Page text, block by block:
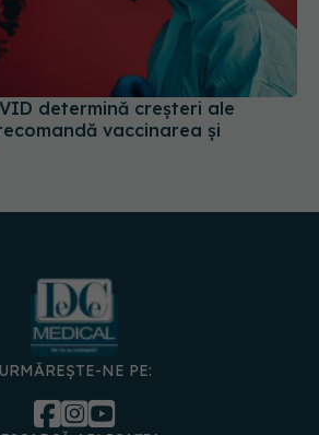
determină creșteri ale
vaccinarea și
URMĂREȘTE-NE PE: